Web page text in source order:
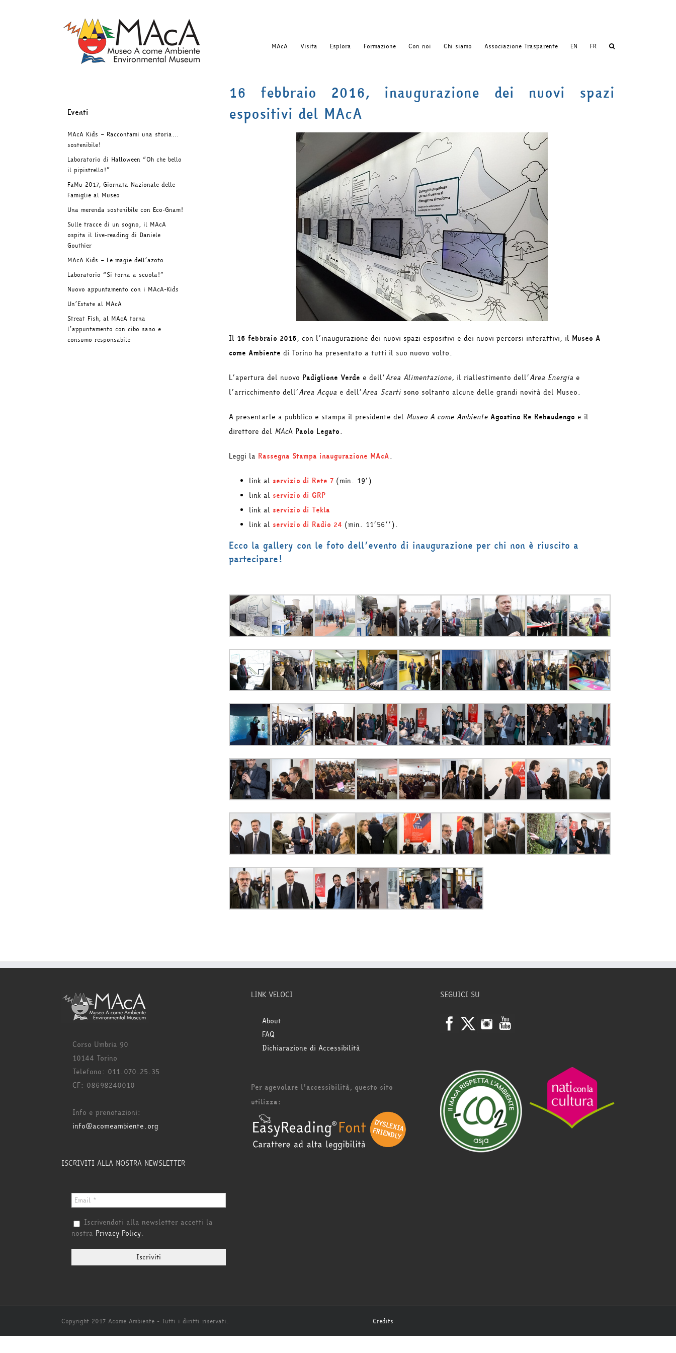
MAcA Visita Esplora Formazione Con noi Chi siamo Associazione Trasparente EN FR
16 febbraio 2016, inaugurazione dei nuovi spazi
espositivi del MAcA
Il 16 febbraio 2016, con l’inaugurazione dei nuovi spazi espositivi e dei nuovi percorsi interattivi, il Museo A
come Ambiente di Torino ha presentato a tutti il suo nuovo volto.
L’apertura del nuovo Padiglione Verde e dell’Area Alimentazione, il riallestimento dell’Area Energia e
l’arricchimento dell’Area Acqua e dell’Area Scartisono soltanto alcune delle grandi novità del Museo.
A presentarle a pubblico e stampa il presidente del Museo A come Ambiente Agostino Re Rebaudengo e il
direttore del MAcA Paolo Legato.
Leggi la Rassegna Stampa inaugurazione MAcA.
link al servizio di Rete 7 (min. 19’)
link al servizio di GRP
link al servizio di Tekla
link al servizio di Radio 24 (min. 11’56’’).
Ecco la gallery con le foto dell’evento di inaugurazione per chi non è riuscito a
partecipare!
Eventi
MAcA Kids – Raccontami una storia…
sostenibile!
Laboratorio di Halloween “Oh che bello
il pipistrello!”
FaMu 2017, Giornata Nazionale delle
Famiglie al Museo
Una merenda sostenibile con Eco-Gnam!
Sulle tracce di un sogno, il MAcA
ospita il live-reading di Daniele
Gouthier
MAcA Kids – Le magie dell’azoto
Laboratorio “Si torna a scuola!”
Nuovo appuntamento con i MAcA-Kids
Un’Estate al MAcA
Streat Fish, al MAcA torna
l’appuntamento con cibo sano e
consumo responsabile
Corso Umbria 90
10144 Torino
Telefono: 011.070.25.35
CF: 08698240010
Info e prenotazioni:
info@acomeambiente.org
ISCRIVITI ALLA NOSTRA NEWSLETTER
Iscrivendoti alla newsletter accetti la
nostra Privacy Policy.
LINK VELOCI
About
FAQ
Dichiarazione di Accessibilità
Per agevolare l'accessibilità, questo sito
utilizza:
SEGUICI SU
Copyright 2017 Acome Ambiente - Tutti i diritti riservati. Credits